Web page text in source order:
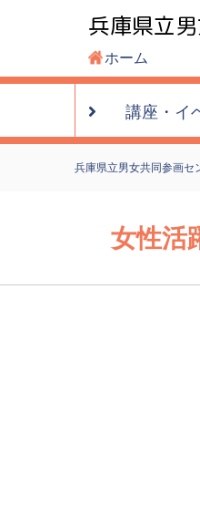
兵庫県立
ホーム
講座・ イ
兵庫県立男女共同参画セ
女性活